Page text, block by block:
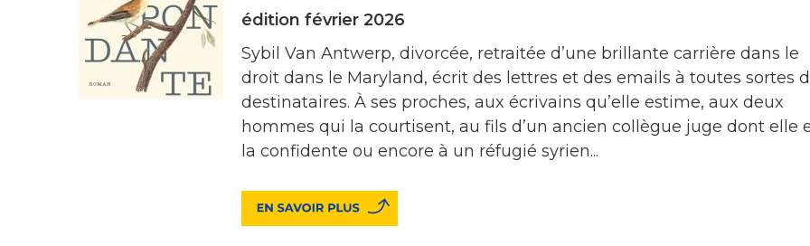
édition février 2026
Sybil Van Antwerp, divorcée, retraitée d’une brillante carrière dans le
droit dans le Maryland, écrit des lettres et des emails à toutes sortes
destinataires. À ses proches, aux écrivains qu’elle estime, aux deux
hommes qui la courtisent, au fils d’un ancien collègue juge dont elle
la confidente ou encore à un réfugié syrien...